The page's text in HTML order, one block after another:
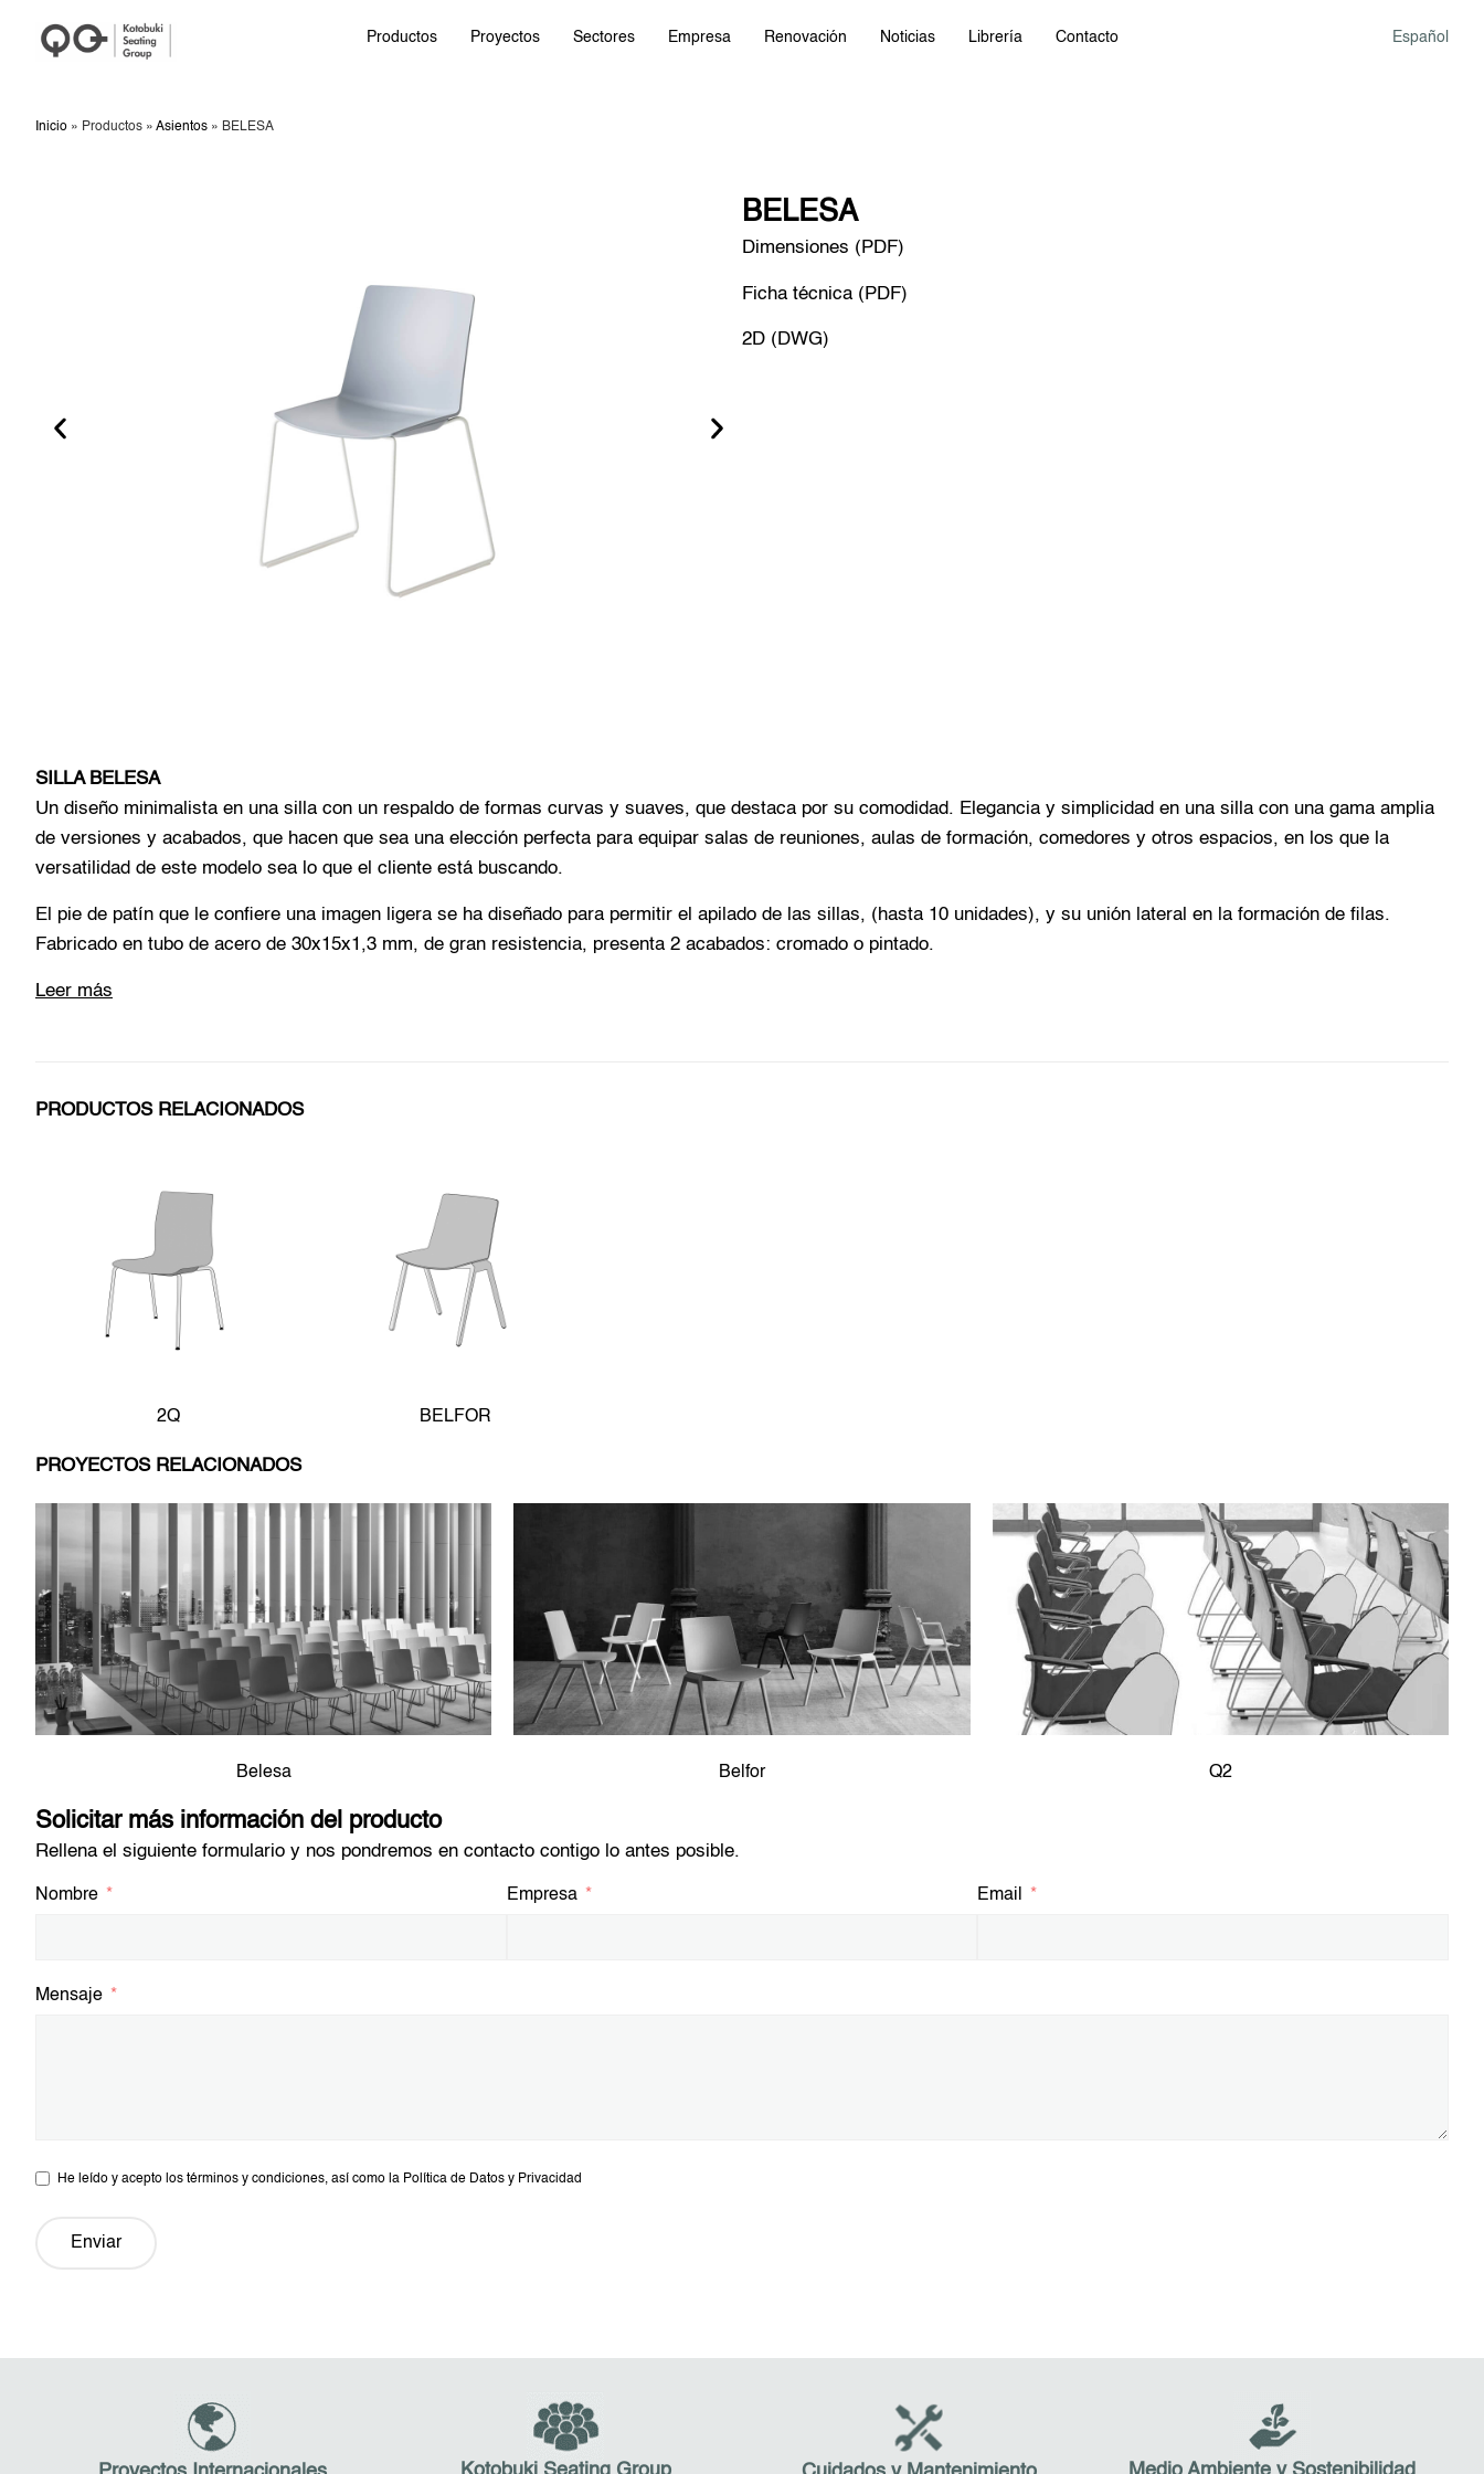
Productos Proyectos Sectores Empresa Renovación Noticias Librería Contacto Español
Inicio » Productos » Asientos » BELESA
BELESA
Dimensiones (PDF)
Ficha técnica (PDF)
2D (DWG)
SILLA BELESA
Un diseño minimalista en una silla con un respaldo de formas curvas y suaves, que destaca por su comodidad. Elegancia y simplicidad en una silla con una gama amplia
de versiones y acabados, que hacen que sea una elección perfecta para equipar salas de reuniones, aulas de formación, comedores y otros espacios, en los que la
versatilidad de este modelo sea lo que el cliente está buscando.
El pie de patín que le confiere una imagen ligera se ha diseñado para permitir el apilado de las sillas, (hasta 10 unidades), y su unión lateral en la formación de filas.
Fabricado en tubo de acero de 30x15x1,3 mm, de gran resistencia, presenta 2 acabados: cromado o pintado.
Leer más
PRODUCTOS RELACIONADOS
2Q BELFOR
PROYECTOS RELACIONADOS
Belesa Belfor Q2
Solicitar más información del producto
Rellena el siguiente formulario y nos pondremos en contacto contigo lo antes posible.
Nombre Empresa Email
Mensaje
He leído y acepto los términos y condiciones, así como la Política de Datos y Privacidad
Enviar